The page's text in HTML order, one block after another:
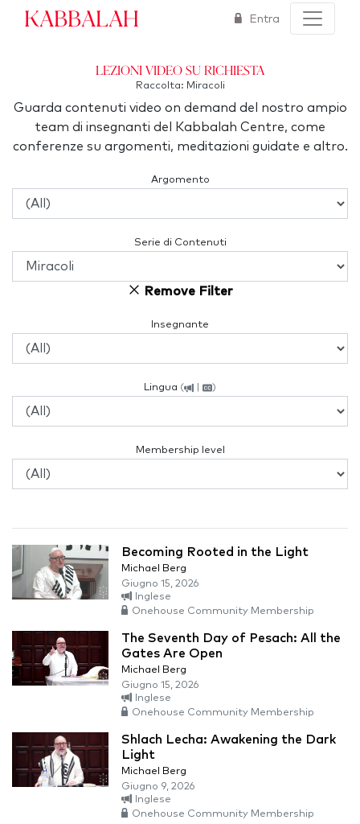
Kabbalah Entra
Lezioni video su richiesta
Raccolta: Miracoli
Guarda contenuti video on demand del nostro ampio
team di insegnanti del Kabbalah Centre, come
conferenze su argomenti, meditazioni guidate e altro.
Argomento
Serie di Contenuti
Remove Filter
Insegnante
Lingua ( )
Membership level
Becoming Rooted in the Light
Michael Berg
Giugno 15, 2026
Inglese
Onehouse Community Membership
The Seventh Day of Pesach: All the
Gates Are Open
Michael Berg
Giugno 15, 2026
Inglese
Onehouse Community Membership
Shlach Lecha: Awakening the Dark
Light
Michael Berg
Giugno 9, 2026
Inglese
Onehouse Community Membership